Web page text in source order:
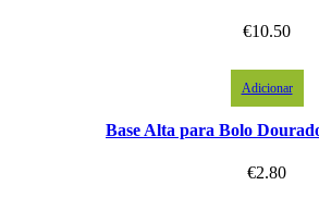
€10.50
Adicionar
Base Alta para Bolo
€2.80